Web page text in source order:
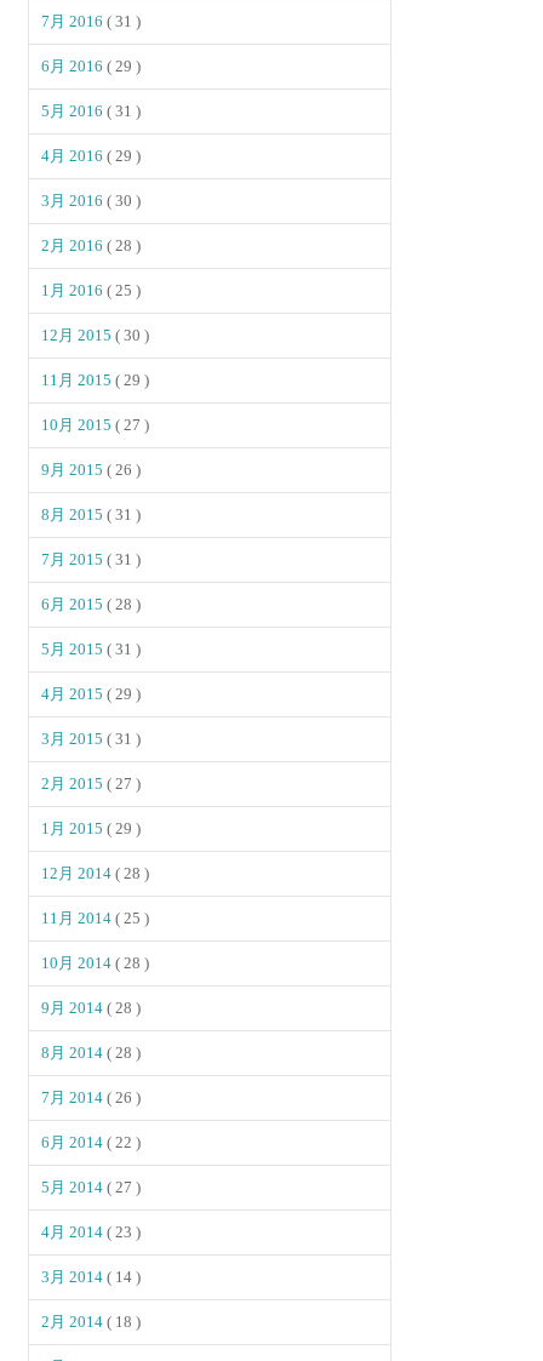
7月 2016( 31 )
6月 2016( 29 )
5月 2016( 31 )
4月 2016( 29 )
3月 2016( 30 )
2月 2016( 28 )
1月 2016( 25 )
12月 2015( 30 )
11月 2015( 29 )
10月 2015( 27 )
9月 2015( 26 )
8月 2015( 31 )
7月 2015( 31 )
6月 2015( 28 )
5月 2015( 31 )
4月 2015( 29 )
3月 2015( 31 )
2月 2015( 27 )
1月 2015( 29 )
12月 2014( 28 )
11月 2014( 25 )
10月 2014( 28 )
9月 2014( 28 )
8月 2014( 28 )
7月 2014( 26 )
6月 2014( 22 )
5月 2014( 27 )
4月 2014( 23 )
3月 2014( 14 )
2月 2014( 18 )